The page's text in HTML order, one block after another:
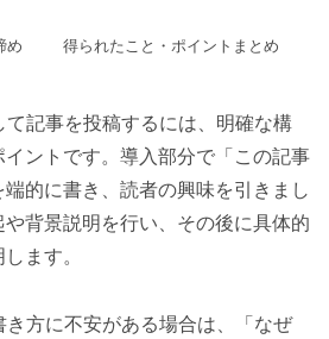
め 得られたこと・ポイントまとめ
記事を投稿するには、明確な構
ントです。導入部分で「この記事
的に書き、読者の興味を引きまし
や背景説明を行い、その後に具体的
ます。
方に不安がある場合は、「なぜ